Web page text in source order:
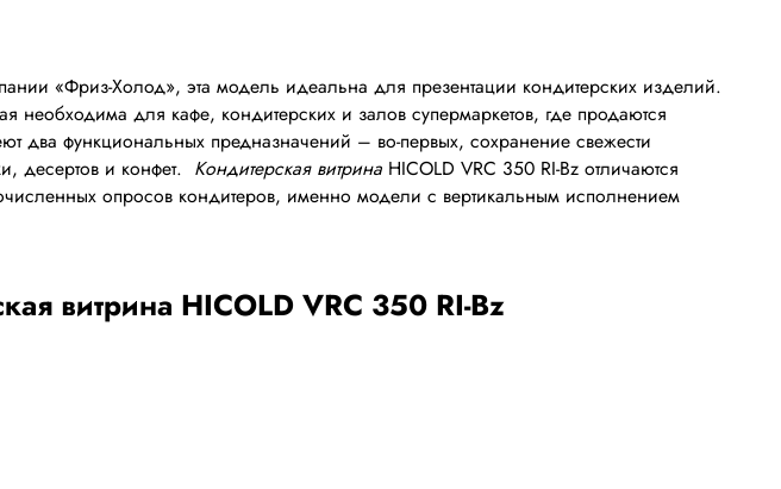
«Фриз-Холод», эта модель идеальна для презентации кондитерских изделий.
необходима для кафе, кондитерских и залов супермаркетов, где продаются
два функциональных предназначений – во-первых, сохранение свежести
десертов и конфет. Кондитерская витрина HICOLD VRC 350 RI-Bz отличаются
опросов кондитеров, именно модели с вертикальным исполнением
витрина HICOLD VRC 350 RI-Bz